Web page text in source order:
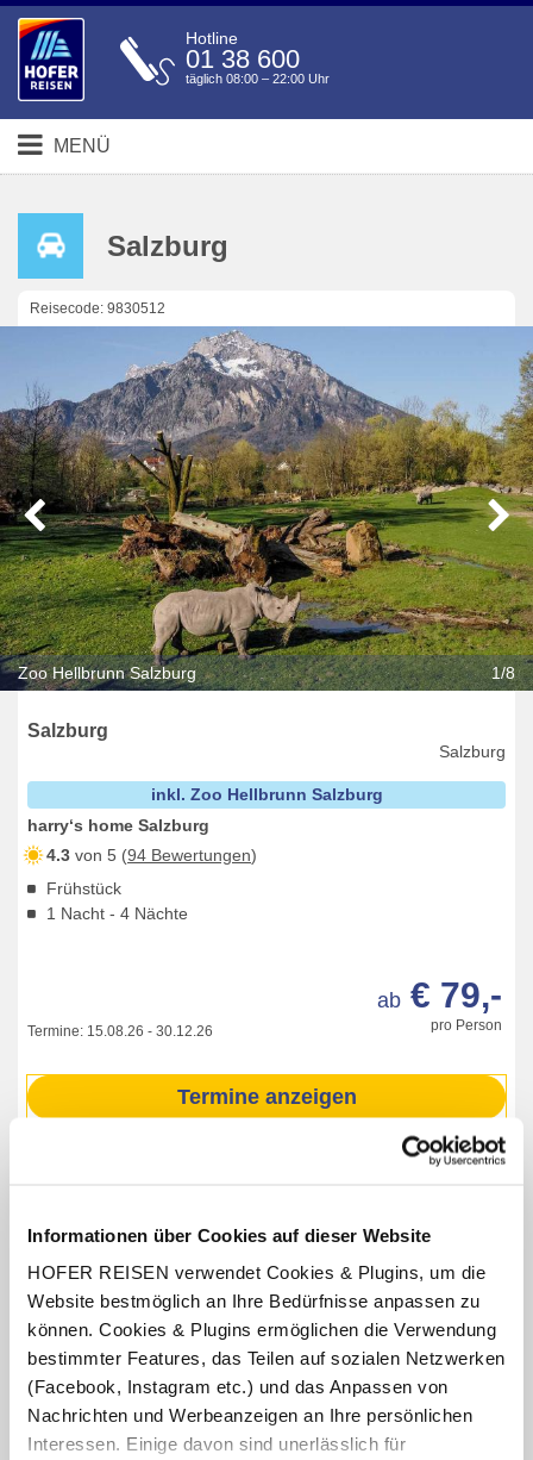
Informationen über Cookies auf dieser Website
HOFER REISEN verwendet Cookies & Plugins, um die
Website bestmöglich an Ihre Bedürfnisse anpassen zu
können. Cookies & Plugins ermöglichen die Verwendung
bestimmter Features, das Teilen auf sozialen Netzwerken
(Facebook, Instagram etc.) und das Anpassen von
Nachrichten und Werbeanzeigen an Ihre persönlichen
Interessen. Einige davon sind unerlässlich für
Hotline
01 38 600
täglich 08:00 – 22:00 Uhr
MENÜ
Salzburg
Reisecode: 9830512
Zoo Hellbrunn Salzburg 1/8
Salzburg
Salzburg
inkl. Zoo Hellbrunn Salzburg
harry‘s home Salzburg
4.3 von 5 (94 Bewertungen)
Frühstück
1 Nacht - 4 Nächte
Termine: 15.08.26 - 30.12.26 pro Person
ab € 79,-
Termine anzeigen
inkl. Guest Mobility Card (im Rahmen der Kurtaxe,
Leistungen lt. Aushang vor Ort oder online)
1 x Eintritt pro Person in den Zoo Hellbrunn Salzburg
(Öffnungszeiten lt. Aushang vor Ort oder online)